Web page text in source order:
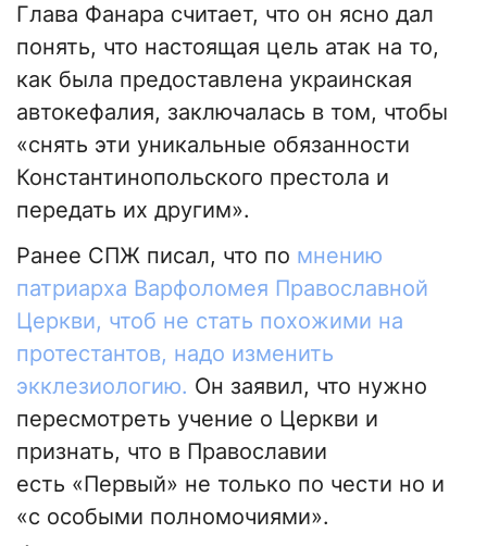
Глава Фанара считает, что он ясно дал
понять, что настоящая цель атак на то,
как была предоставлена украинская
автокефалия, заключалась в том, чтобы
«снять эти уникальные обязанности
Константинопольского престола и
передать их другим».
Ранее СПЖ писал, что по мнению
патриарха Варфоломея Православной
Церкви, чтоб не стать похожими на
протестантов, надо изменить
экклезиологию. Он заявил, что нужно
пересмотреть учение о Церкви и
признать, что в Православии
есть «Первый» не только по чести но и
«с особыми полномочиями».